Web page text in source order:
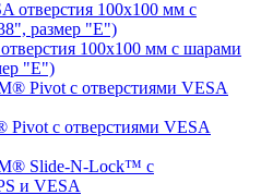
100x100 мм с шарами
"E")
с отверстиями VESA